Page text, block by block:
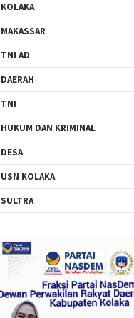
KOLAKA
MAKASSAR
TNI AD
DAERAH
TNI
HUKUM DAN KRIMINAL
DESA
USN KOLAKA
SULTRA